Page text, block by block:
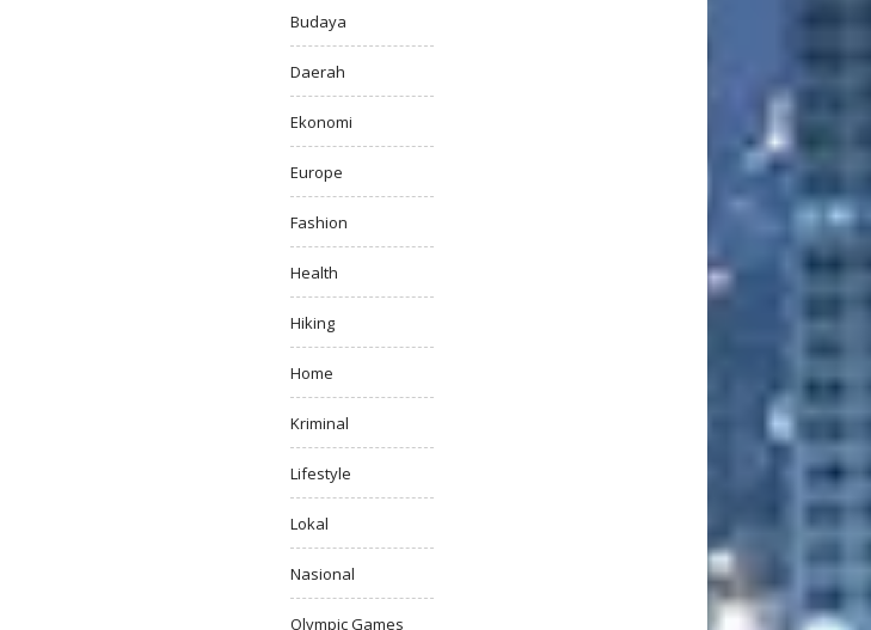
Budaya
Daerah
Ekonomi
Europe
Fashion
Health
Hiking
Home
Kriminal
Lifestyle
Lokal
Nasional
Olympic Games